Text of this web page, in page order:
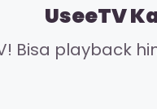
UseeTV
Bisa playback